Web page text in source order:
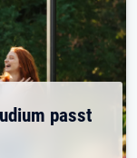
passt